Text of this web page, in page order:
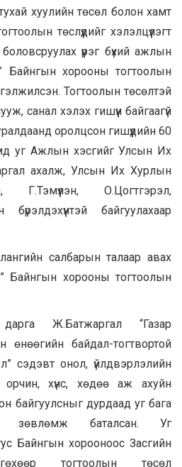
хуулийн төсөл болон хамт
төслүүдийг хэлэлцүүлэгт
үүрэг бүхий ажлын
Байнгын хорооны тогтоолын
Тогтоолын төсөлтэй
санал хэлэх гишүүн байгаагүй
оролцсон гишүүдийн 60
уг Ажлын хэсгийг Улсын Их
ахалж, Улсын Их Хурлын
Г.Тэмүүлэн, О.Цогтгэрэл,
байгуулахаар
салбарын талаар авах
Байнгын хорооны тогтоолын
Ж.Батжаргал “Газар
өнөөгийн байдал-тогтвортой
сэдэвт онол, үйлдвэрлэлийн
хүнс, хөдөө аж ахуйн
байгуулсныг дурдаад уг бага
зөвлөмж баталсан. Уг
Байнгын хорооноос Засгийн
тогтоолын төсөл